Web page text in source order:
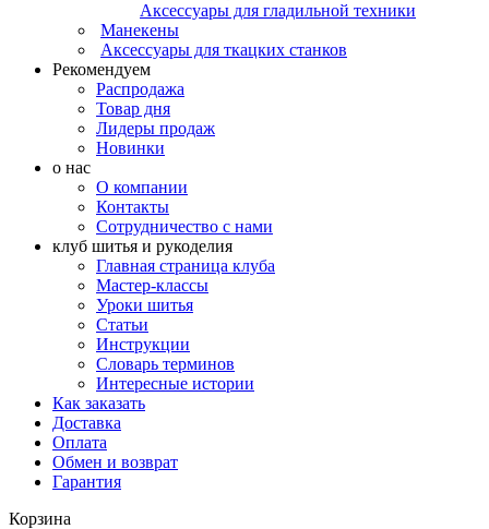
Аксессуары для гладильной техники
Манекены
Аксессуары для ткацких станков
Рекомендуем
Распродажа
Товар дня
Лидеры продаж
Новинки
о нас
О компании
Контакты
Сотрудничество с нами
клуб шитья и рукоделия
Главная страница клуба
Мастер-классы
Уроки шитья
Статьи
Инструкции
Словарь терминов
Интересные истории
Как заказать
Доставка
Оплата
Обмен и возврат
Гарантия
Корзина